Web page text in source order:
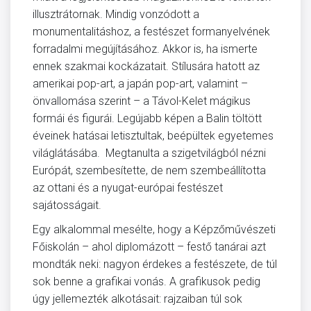
illusztrátornak. Mindig vonzódott a
monumentalitáshoz, a festészet formanyelvének
forradalmi megújításához. Akkor is, ha ismerte
ennek szakmai kockázatait. Stílusára hatott az
amerikai pop-art, a japán pop-art, valamint –
önvallomása szerint – a Távol-Kelet mágikus
formái és figurái. Legújabb képen a Balin töltött
éveinek hatásai letisztultak, beépültek egyetemes
világlátásába. Megtanulta a szigetvilágból nézni
Európát, szembesítette, de nem szembeállította
az ottani és a nyugat-európai festészet
sajátosságait.
Egy alkalommal mesélte, hogy a Képzőművészeti
Főiskolán – ahol diplomázott – festő tanárai azt
mondták neki: nagyon érdekes a festészete, de túl
sok benne a grafikai vonás. A grafikusok pedig
úgy jellemezték alkotásait: rajzaiban túl sok